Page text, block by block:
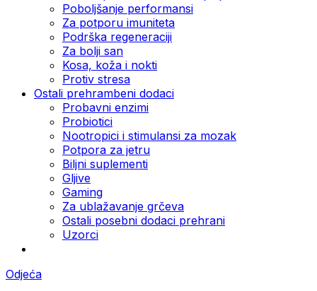
Poboljšanje performansi
Za potporu imuniteta
Podrška regeneraciji
Za bolji san
Kosa, koža i nokti
Protiv stresa
Ostali prehrambeni dodaci
Probavni enzimi
Probiotici
Nootropici i stimulansi za mozak
Potpora za jetru
Biljni suplementi
Gljive
Gaming
Za ublažavanje grčeva
Ostali posebni dodaci prehrani
Uzorci
Odjeća